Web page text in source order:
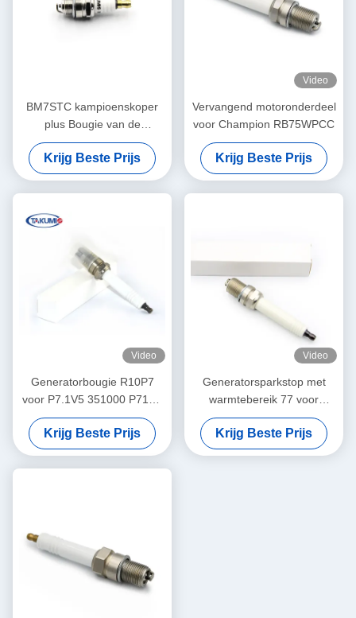
BM7STC kampioenskoper
plus Bougie van de
Bougiecj8y de Kleine Motor
Krijg Beste Prijs
Video
Vervangend motoronderdeel
voor Champion RB75WPCC
Krijg Beste Prijs
Video
Generatorbougie R10P7
voor P7.1V5 351000 P71V6
382195
Krijg Beste Prijs
Video
Generatorsparkstop met
warmtebereik 77 voor
motoren van de J-serie 2 en
3 OEM-nummer QSK60
Krijg Beste Prijs